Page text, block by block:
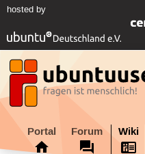
hosted by
Portal Forum Wiki